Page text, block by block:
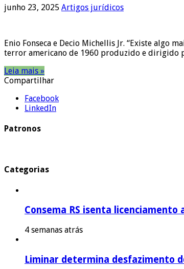
junho 23, 2025 Artigos jurídicos
Enio Fonseca e Decio Michellis Jr. “Existe algo
terror americano de 1960 produzido e dirigido
Leia mais »
Compartilhar
Facebook
LinkedIn
Patronos
Categorias
Consema RS isenta
4 semanas atrás
Liminar determina desfazimento